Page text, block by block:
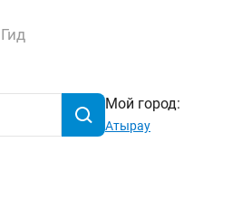
Мой город:
Атырау